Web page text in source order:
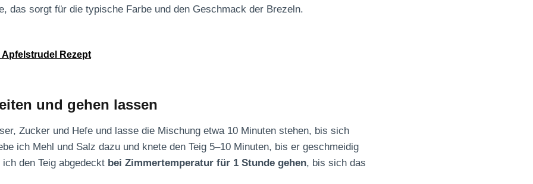
das sorgt für die typische Farbe und den Geschmack der Brezeln.
Rezept
und gehen lassen
Zucker und Hefe und lasse die Mischung etwa 10 Minuten stehen, bis sich
ich Mehl und Salz dazu und knete den Teig 5–10 Minuten, bis er geschmeidig
den Teig abgedeckt bei Zimmertemperatur für 1 Stunde gehen, bis sich das